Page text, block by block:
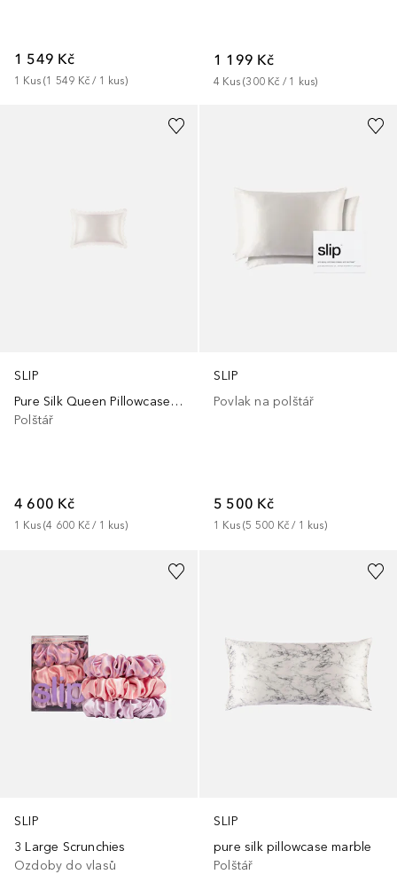
1 549 Kč
1 Kus (1 549 Kč / 1 kus)
1 199 Kč
4 Kus (300 Kč / 1 kus)
SLIP
Pure Silk Queen Pillowcase with scalloped edge - white
Polštář
4 600 Kč
1 Kus (4 600 Kč / 1 kus)
SLIP
Povlak na polštář
5 500 Kč
1 Kus (5 500 Kč / 1 kus)
SLIP
3 Large Scrunchies
Ozdoby do vlasů
SLIP
pure silk pillowcase marble
Polštář